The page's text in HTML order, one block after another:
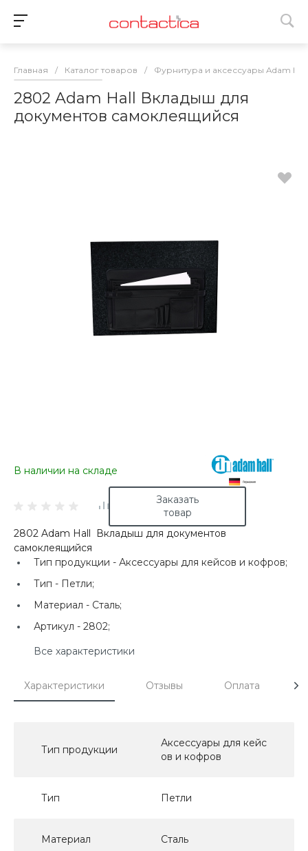
Главная / Каталог товаров / Фурнитура и аксессуары Adam Hall
2802 Adam Hall Вкладыш для
документов самоклеящийся
В наличии на складе
Заказать
товар
2802 Adam Hall Вкладыш для документов
самоклеящийся
Тип продукции - Аксессуары для кейсов и кофров;
Тип - Петли;
Материал - Сталь;
Артикул - 2802;
Все характеристики
Характеристики Отзывы Оплата
Тип продукции
Аксессуары для кейс
ов и кофров
Тип Петли
Материал Сталь